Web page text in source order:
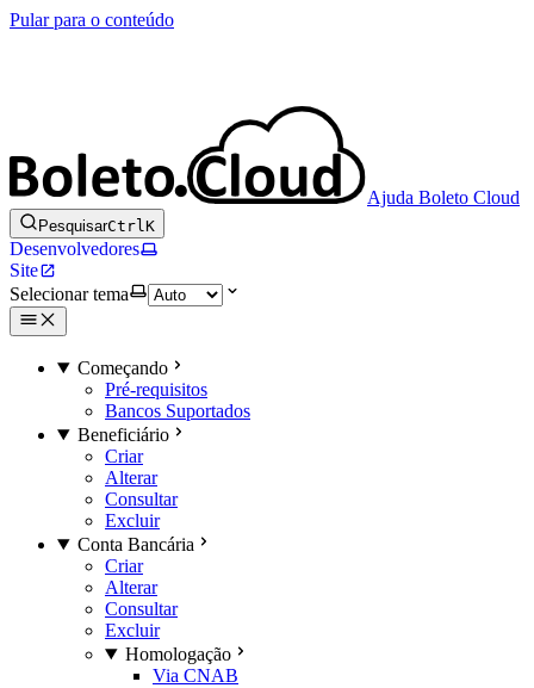
Pular para o conteúdo
Ajuda Boleto Cloud
PesquisarCtrlK
Desenvolvedores
Site
Selecionar tema
Começando
Pré-requisitos
Bancos Suportados
Beneficiário
Criar
Alterar
Consultar
Excluir
Conta Bancária
Criar
Alterar
Consultar
Excluir
Homologação
Via CNAB